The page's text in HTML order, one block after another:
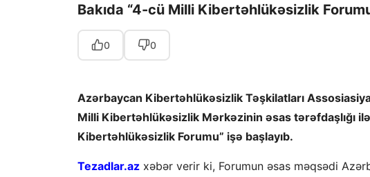
Bakıda “4-cü Milli Kibertəhlükəsizlik
0 0
Azərbaycan Kibertəhlükəsizlik Təşkilatları
Milli Kibertəhlükəsizlik Mərkəzinin əsas tərəfdaşlığı
Kibertəhlükəsizlik Forumu” işə başlayıb.
Tezadlar.az xəbər verir ki, Forumun əsas məqsədi